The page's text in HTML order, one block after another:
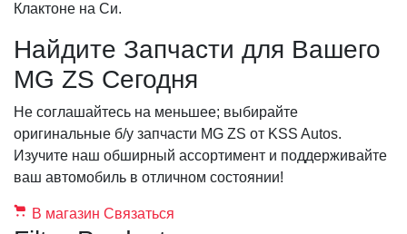
Клактоне на Си.
Найдите Запчасти для Вашего
MG ZS Сегодня
Не соглашайтесь на меньшее; выбирайте
оригинальные б/у запчасти MG ZS от KSS Autos.
Изучите наш обширный ассортимент и поддерживайте
ваш автомобиль в отличном состоянии!
В магазин Связаться